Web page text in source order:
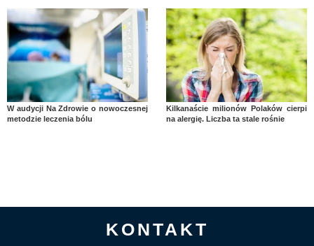
W audycji Na Zdrowie o nowoczesnej
metodzie leczenia bólu
Kilkanaście milionów Polaków cierpi
na alergię. Liczba ta stale rośnie
KONTAKT